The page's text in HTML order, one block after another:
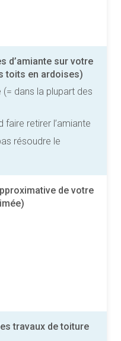
d’amiante sur votre
toits en ardoises)
(= dans la plupart des
faire retirer l’amiante
résoudre le
de votre
travaux de toiture